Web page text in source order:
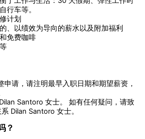
行车等。
计划
、以绩效为导向的薪水以及附加福利
免费咖啡
申请，请注明最早入职日期和期望薪资，
Santoro 女士。 如有任何疑问，请致
Dilan Santoro 女士。
？